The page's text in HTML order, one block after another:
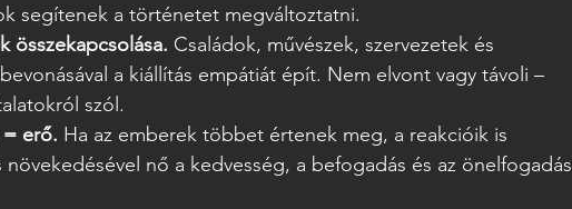
segítenek a történetet megváltoztatni.
összekapcsolása. Családok, művészek, szervezetek és
a kiállítás empátiát épít. Nem elvont vagy távoli –
szól.
erő. Ha az emberek többet értenek meg, a reakcióik is
nő a kedvesség, a befogadás és az önelfogadás